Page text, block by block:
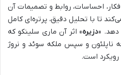
احساسات، روابط و تصمیمات آن
تا با تحلیل دقیق، پرتره‌ای کامل
دهد. «دزیره» اثر آن ماری سلینکو که
ناپلئون و سپس ملکه سوئد و نروژ
رویکرد است.